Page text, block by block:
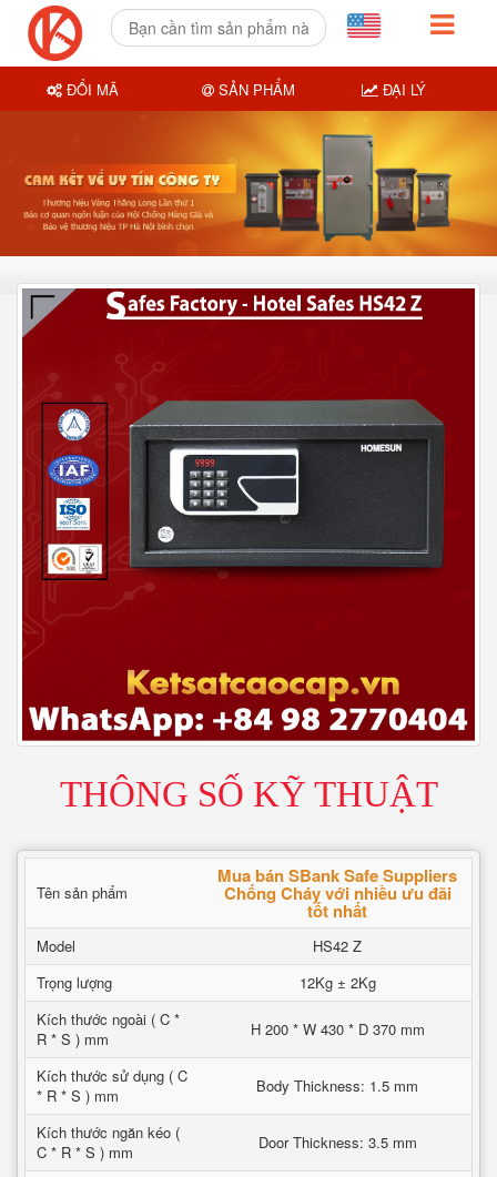
THÔNG SỐ KỸ THUẬT
Tên sản phẩm
Mua bán SBank Safe Suppliers
Chống Cháy với nhiều ưu đãi
tốt nhất
Model
HS42 Z
Trọng lượng
12Kg ± 2Kg
Kích thước ngoài ( C *
R * S ) mm
H 200 * W 430 * D 370 mm
Kích thước sử dụng ( C
* R * S ) mm
Body Thickness: 1.5 mm
Kích thước ngăn kéo (
C * R * S ) mm
Door Thickness: 3.5 mm
ĐỔI MÃ SẢN PHẨM ĐẠI LÝ